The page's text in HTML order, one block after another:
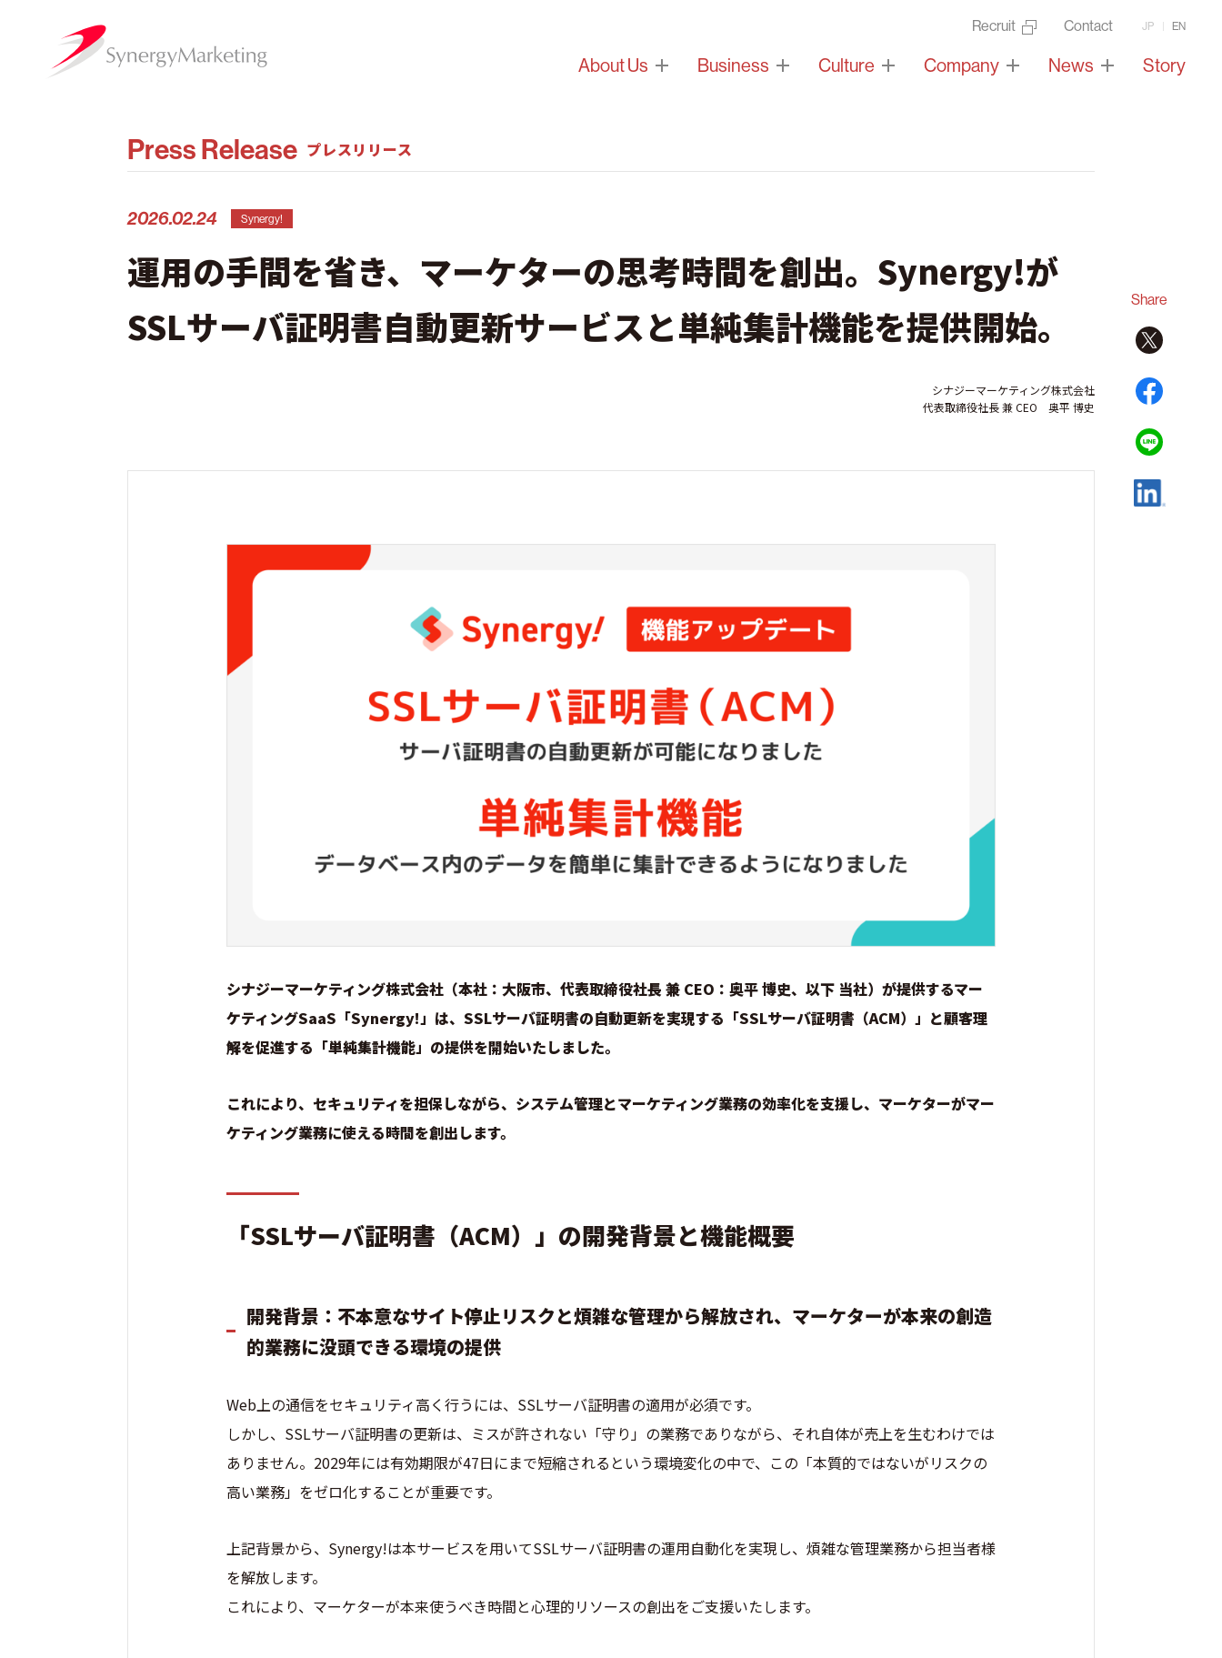
About Us Business Culture Company News Story
Recruit Contact JP EN
Press Release プレスリリース
運用の手間を省き、マーケターの思考時間を創出。Synergy!が
SSLサーバ証明書自動更新サービスと単純集計機能を提供開始。
2026.02.24 Synergy!
シナジーマーケティング株式会社
代表取締役社長 兼 CEO 奥平 博史
シナジーマーケティング株式会社（本社：大阪市、代表取締役社長 兼 CEO：奥平 博史、以下 当社）が提供するマー
ケティングSaaS「Synergy!」は、SSLサーバ証明書の自動更新を実現する「SSLサーバ証明書（ACM）」と顧客理
解を促進する「単純集計機能」の提供を開始いたしました。
これにより、セキュリティを担保しながら、システム管理とマーケティング業務の効率化を支援し、マーケターがマー
ケティング業務に使える時間を創出します。
「SSLサーバ証明書（ACM）」の開発背景と機能概要
開発背景：不本意なサイト停止リスクと煩雑な管理から解放され、マーケターが本来の創造
的業務に没頭できる環境の提供
Web上の通信をセキュリティ高く行うには、SSLサーバ証明書の適用が必須です。
しかし、SSLサーバ証明書の更新は、ミスが許されない「守り」の業務でありながら、それ自体が売上を生むわけでは
ありません。2029年には有効期限が47日にまで短縮されるという環境変化の中で、この「本質的ではないがリスクの
高い業務」をゼロ化することが重要です。
上記背景から、Synergy!は本サービスを用いてSSLサーバ証明書の運用自動化を実現し、煩雑な管理業務から担当者様
を解放します。
これにより、マーケターが本来使うべき時間と心理的リソースの創出をご支援いたします。
Share